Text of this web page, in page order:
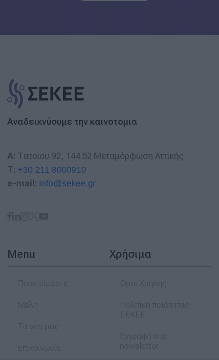
Αναδεικνύουμε την καινοτομια
A: Τατοϊου 92, 144 52 Μεταμόρφωση Αττικής
T: +30 211 8000910
e-mail: info@sekee.gr
Menu Χρήσιμα